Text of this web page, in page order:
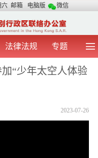
六 邮箱 电脑版 微信
法律法规 专题
视 频 中央声音
“少年太空人体验
2023-07-26